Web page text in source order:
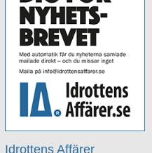
Idrottens Affärer